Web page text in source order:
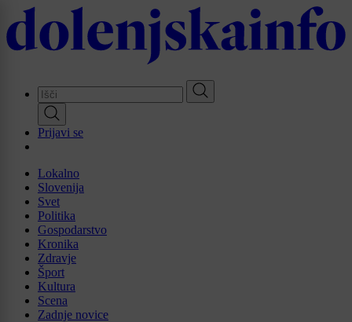
Skip
to
main
Prijavi se
Lokalno
Slovenija
Svet
Politika
Gospodarstvo
Kronika
Zdravje
Šport
Kultura
Scena
Zadnje novice